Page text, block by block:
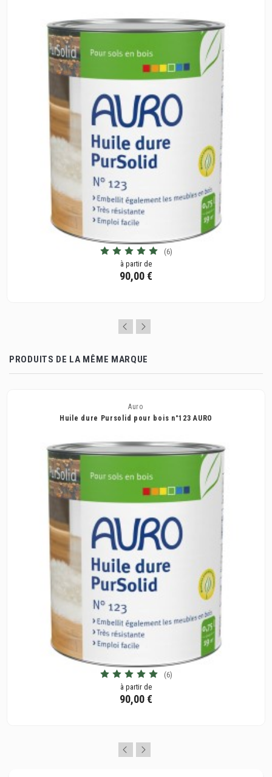
à partir de
90,00 €
(6)
PRODUITS DE LA MÊME MARQUE
Auro
Huile dure Pursolid pour bois n°123 AURO
à partir de
90,00 €
(6)